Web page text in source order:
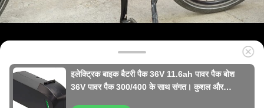
इलेक्ट्रिक बाइक बैटरी पैक 36V 11.6ah पावर पैक बोश
36V पावर पैक 300/400 के साथ संगत। कुशल और